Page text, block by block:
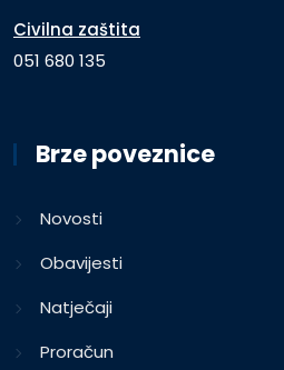
Civilna zaštita
051 680 135
Brze poveznice
Novosti
Obavijesti
Natječaji
Proračun